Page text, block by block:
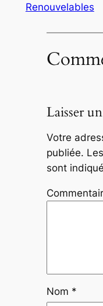
Renouvelables
Laisser
Votre
publiée.
sont
Nom *